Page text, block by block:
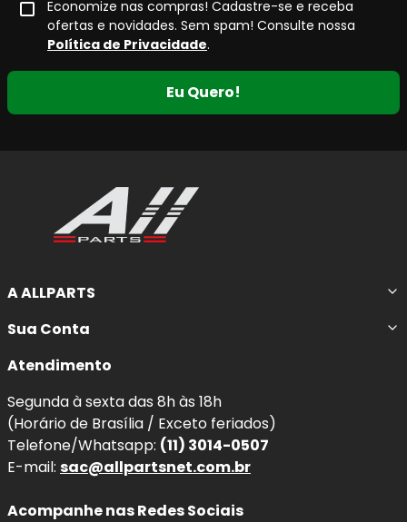
Economize nas compras! Cadastre-se e receba
ofertas e novidades. Sem spam! Consulte nossa
Política de Privacidade.
Eu Quero!
A ALLPARTS
Sua Conta
Atendimento
Segunda à sexta das 8h às 18h
(Horário de Brasília / Exceto feriados)
Telefone/Whatsapp: (11) 3014-0507
E-mail: sac@allpartsnet.com.br
Acompanhe nas Redes Sociais